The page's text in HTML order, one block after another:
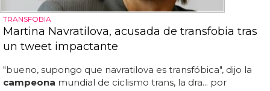
TRANSFOBIA
Martina Navratilova, acusada de transfobia tras
un tweet impactante
"bueno, supongo que navratilova es transfóbica", dijo la
campeona mundial de ciclismo trans, la dra... por